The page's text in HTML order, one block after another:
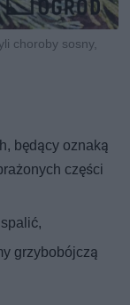
choroby sosny,
będący oznaką
części
grzybobójczą